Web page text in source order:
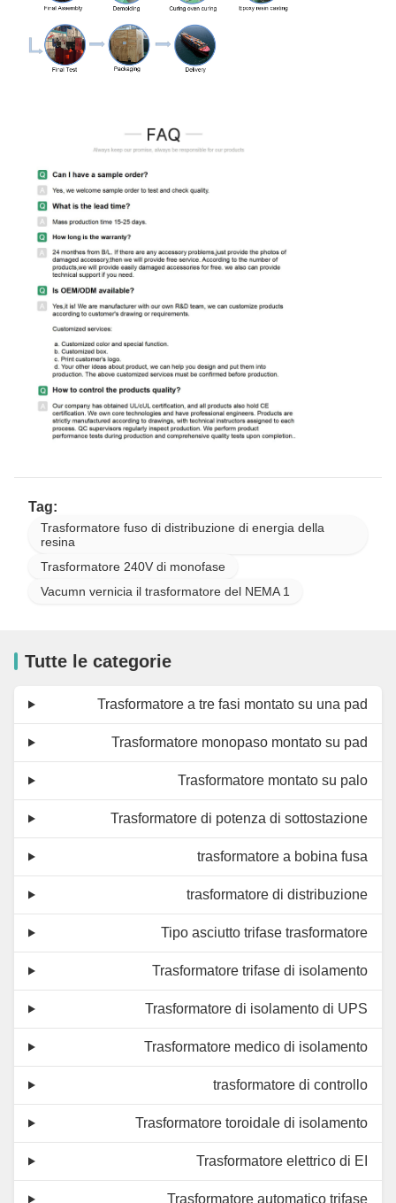
Tag:
Trasformatore fuso di distribuzione di energia della
resina
Trasformatore 240V di monofase
Vacumn vernicia il trasformatore del NEMA 1
Tutte le categorie
Trasformatore a tre fasi montato su una pad
Trasformatore monopaso montato su pad
Trasformatore montato su palo
Trasformatore di potenza di sottostazione
trasformatore a bobina fusa
trasformatore di distribuzione
Tipo asciutto trifase trasformatore
Trasformatore trifase di isolamento
Trasformatore di isolamento di UPS
Trasformatore medico di isolamento
trasformatore di controllo
Trasformatore toroidale di isolamento
Trasformatore elettrico di EI
Trasformatore automatico trifase